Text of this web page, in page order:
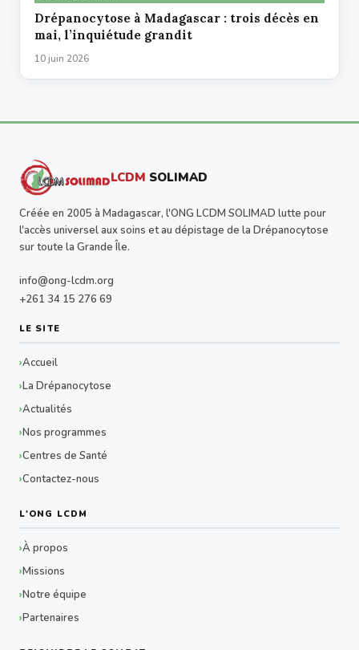
Drépanocytose à Madagascar : trois décès en
mai, l’inquiétude grandit
10 juin 2026
LCDM SOLIMAD
Créée en 2005 à Madagascar, l'ONG LCDM SOLIMAD lutte pour
l'accès universel aux soins et au dépistage de la Drépanocytose
sur toute la Grande Île.
info@ong-lcdm.org
+261 34 15 276 69
LE SITE
Accueil
La Drépanocytose
Actualités
Nos programmes
Centres de Santé
Contactez-nous
L'ONG LCDM
À propos
Missions
Notre équipe
Partenaires